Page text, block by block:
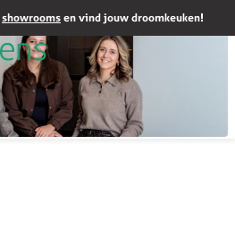
showrooms en vind jouw droomkeuken!